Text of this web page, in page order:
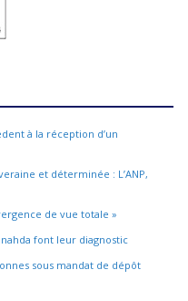
à la réception d’un
et déterminée : L’ANP,
de vue totale »
font leur diagnostic
sous mandat de dépôt